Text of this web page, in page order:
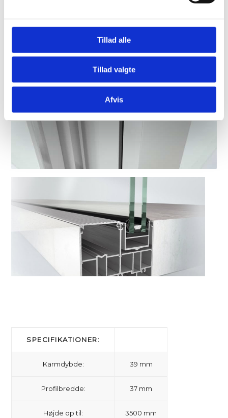
Tillad alle
Tillad valgte
Afvis
SPECIFIKATIONER:
Karmdybde: 39 mm
Profilbredde: 37 mm
Højde op til: 3500 mm